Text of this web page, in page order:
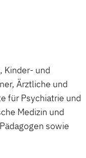
Kinder- und
Ärztliche und
für Psychiatrie und
Medizin und
sowie